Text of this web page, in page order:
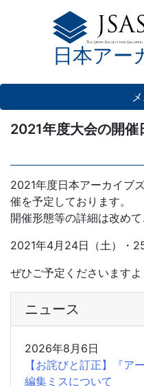
日本アー
2021年度大会の開催
2021年度日本アーカイブ
催を予定しております。
開催形態等の詳細は改めて
2021年4月24日（土）・25
ぜひご予定くださいますよ
ニュース
2026年8月6日
【お詫びと訂正】『ア
編集ミスについて